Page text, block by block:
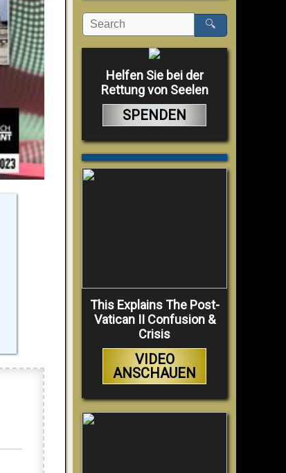
🔍
Helfen Sie bei der
Rettung von Seelen
SPENDEN
This Explains The Post-
Vatican II Confusion &
Crisis
VIDEO
ANSCHAUEN